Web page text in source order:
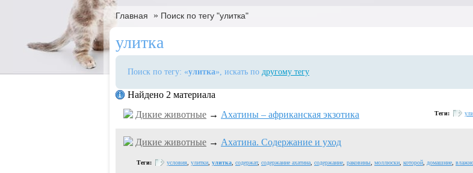
Главная » Поиск по тегу "улитка"
улитка
Поиск по тегу: «улитка», искать по другому тегу
Найдено 2 материала
Дикие животные → Ахатины – африканская экзотика Теги:
Дикие животные → Ахатина. Содержание и уход
Теги: условия улитки улитка содержат, содержание ахатина содержание раковины моллюски которой домашние